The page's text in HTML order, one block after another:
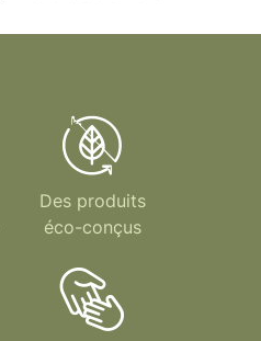
Des produits
éco-conçus